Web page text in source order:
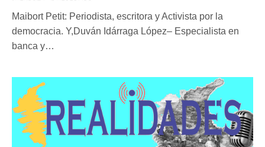
Maibort Petit: Periodista, escritora y Activista por la
democracia. Y,Duván Idárraga López– Especialista en
banca y…